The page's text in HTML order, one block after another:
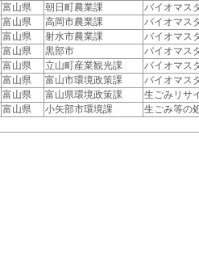
富山県 朝日町農業課
バイオマス
富山県 高岡市農業課
バイオマス
富山県 射水市農業課
バイオマス
富山県 黒部市
バイオマス
富山県 立山町産業観光課
バイオマス
富山県 富山市環境政策課
バイオマス
富山県 富山県環境政策課
生ごみリサ
富山県 小矢部市環境課 生ごみ等の